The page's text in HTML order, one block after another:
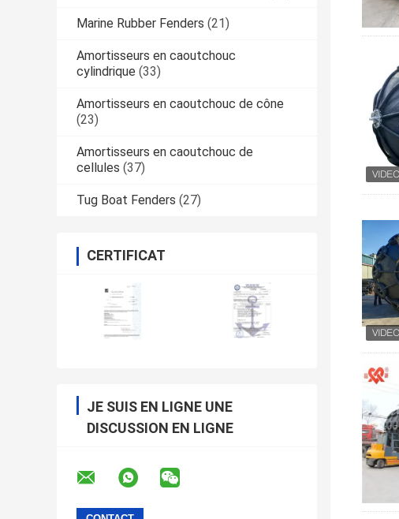
Marine Rubber Fenders (21)
Amortisseurs en caoutchouc
cylindrique (33)
Amortisseurs en caoutchouc de cône
(23)
Amortisseurs en caoutchouc de
cellules (37)
Tug Boat Fenders (27)
CERTIFICAT
JE SUIS EN LIGNE UNE
DISCUSSION EN LIGNE